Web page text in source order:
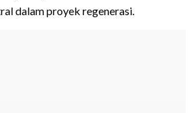
dalam proyek regenerasi.